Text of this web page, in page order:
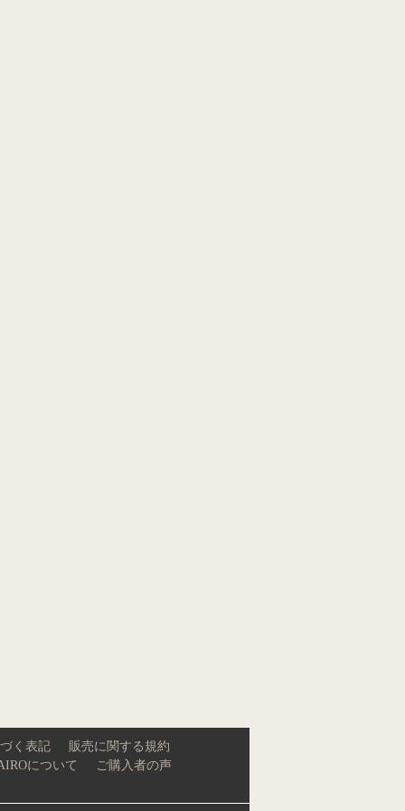
く表記
販売に関する規約
について
ご購入者の声